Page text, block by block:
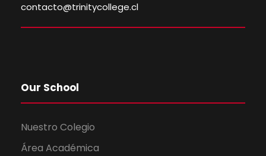
contacto@trinitycollege.cl
Our School
Nuestro Colegio
Área Académica